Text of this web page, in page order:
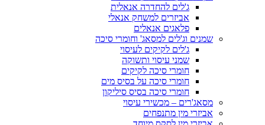
ג'לים להחדרה אנאלית
אביזרים למשחק אנאלי
פלאגים אנאלים
שמנים וג'לים למסאג' וחומרי סיכה
ג'לים לקיקים לעיסוי
שמני עיסוי ותשוקה
חומרי סיכה לקיקים
חומרי סיכה על בסיס מים
חומרי סיכה בסיס סיליקון
מסאג'רים – מכשירי עיסוי
אביזרי מין מתנפחים